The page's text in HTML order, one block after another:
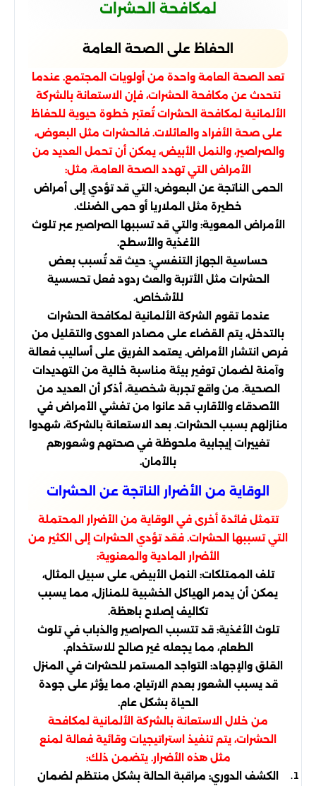
لمكافحة الحشرات
الحفاظ على الصحة العامة
تعد الصحة العامة واحدة من أولويات المجتمع. عندما
نتحدث عن مكافحة الحشرات، فإن الاستعانة بالشركة
الألمانية لمكافحة الحشرات تُعتبر خطوة حيوية للحفاظ
على صحة الأفراد والعائلات. فالحشرات مثل البعوض،
والصراصير، والنمل الأبيض، يمكن أن تحمل العديد من
الأمراض التي تهدد الصحة العامة، مثل:
الحمى الناتجة عن البعوض: التي قد تؤدي إلى أمراض
خطيرة مثل الملاريا أو حمى الضنك.
الأمراض المعوية: والتي قد تسببها الصراصير عبر تلوث
الأغذية والأسطح.
حساسية الجهاز التنفسي: حيث قد تُسبب بعض
الحشرات مثل الأتربة والعث ردود فعل تحسسية
للأشخاص.
عندما تقوم الشركة الألمانية لمكافحة الحشرات
بالتدخل، يتم القضاء على مصادر العدوى والتقليل من
فرص انتشار الأمراض. يعتمد الفريق على أساليب فعالة
وآمنة لضمان توفير بيئة مناسبة خالية من التهديدات
الصحية. من واقع تجربة شخصية، أذكر أن العديد من
الأصدقاء والأقارب قد عانوا من تفشي الأمراض في
منازلهم بسبب الحشرات. بعد الاستعانة بالشركة، شهدوا
تغييرات إيجابية ملحوظة في صحتهم وشعورهم
بالأمان.
الوقاية من الأضرار الناتجة عن الحشرات
تتمثل فائدة أخرى في الوقاية من الأضرار المحتملة
التي تسببها الحشرات. فقد تؤدي الحشرات إلى الكثير من
الأضرار المادية والمعنوية:
تلف الممتلكات: النمل الأبيض، على سبيل المثال،
يمكن أن يدمر الهياكل الخشبية للمنازل، مما يسبب
تكاليف إصلاح باهظة.
تلوث الأغذية: قد تتسبب الصراصير والذباب في تلوث
الطعام، مما يجعله غير صالح للاستخدام.
القلق والإجهاد: التواجد المستمر للحشرات في المنزل
قد يسبب الشعور بعدم الارتياح، مما يؤثر على جودة
الحياة بشكل عام.
من خلال الاستعانة بالشركة الألمانية لمكافحة
الحشرات، يتم تنفيذ استراتيجيات وقائية فعالة لمنع
مثل هذه الأضرار. يتضمن ذلك:
الكشف الدوري: مراقبة الحالة بشكل منتظم لضمان